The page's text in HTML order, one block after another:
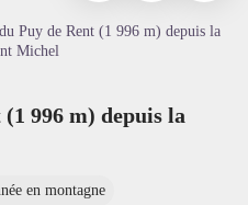
Puy de Rent (1 996 m) depuis la
Michel
996 m) depuis la
en montagne